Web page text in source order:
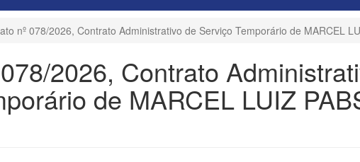
nº 078/2026, Contrato Administrativo de Serviço Temporário de MARCEL
2026, Contrato
de MARCEL LUIZ